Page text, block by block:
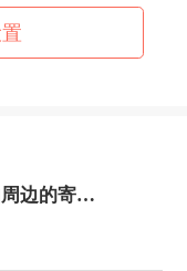
美国寄宿家庭旧金山周边的寄宿家庭—J画家的家